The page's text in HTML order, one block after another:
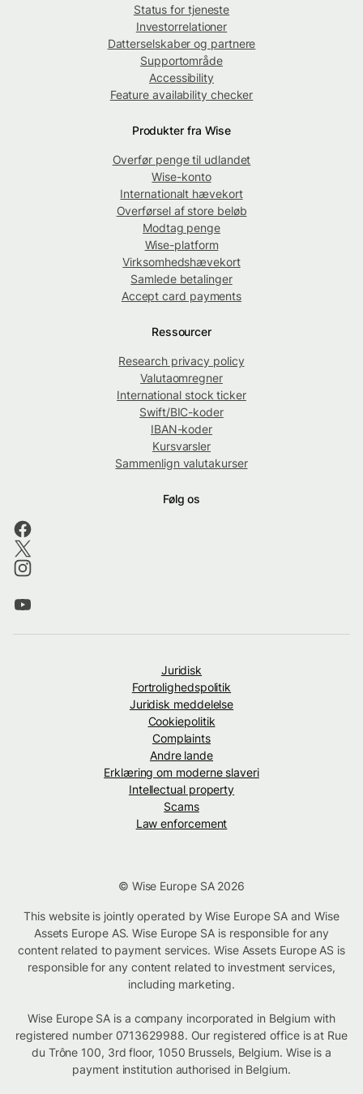
Status for tjeneste
Investorrelationer
Datterselskaber og partnere
Supportområde
Accessibility
Feature availability checker
Produkter fra Wise
Overfør penge til udlandet
Wise-konto
Internationalt hævekort
Overførsel af store beløb
Modtag penge
Wise-platform
Virksomhedshævekort
Samlede betalinger
Accept card payments
Ressourcer
Research privacy policy
Valutaomregner
International stock ticker
Swift/BIC-koder
IBAN-koder
Kursvarsler
Sammenlign valutakurser
Følg os
Juridisk
Fortrolighedspolitik
Juridisk meddelelse
Cookiepolitik
Complaints
Andre lande
Erklæring om moderne slaveri
Intellectual property
Scams
Law enforcement
© Wise Europe SA 2026
This website is jointly operated by Wise Europe SA and Wise
Assets Europe AS. Wise Europe SA is responsible for any
content related to payment services. Wise Assets Europe AS is
responsible for any content related to investment services,
including marketing.
Wise Europe SA is a company incorporated in Belgium with
registered number 0713629988. Our registered office is at Rue
du Trône 100, 3rd floor, 1050 Brussels, Belgium. Wise is a
payment institution authorised in Belgium.